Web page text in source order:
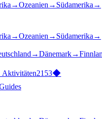
→Ozeanien → Südamerika →
→Ozeanien → Südamerika →
→Dänemark→
Aktivitäten2153◆